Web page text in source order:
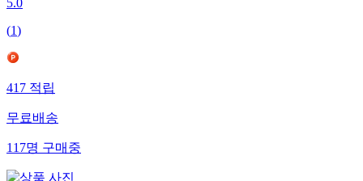
5.0
(1)
417적립
무료배송
117명구매중